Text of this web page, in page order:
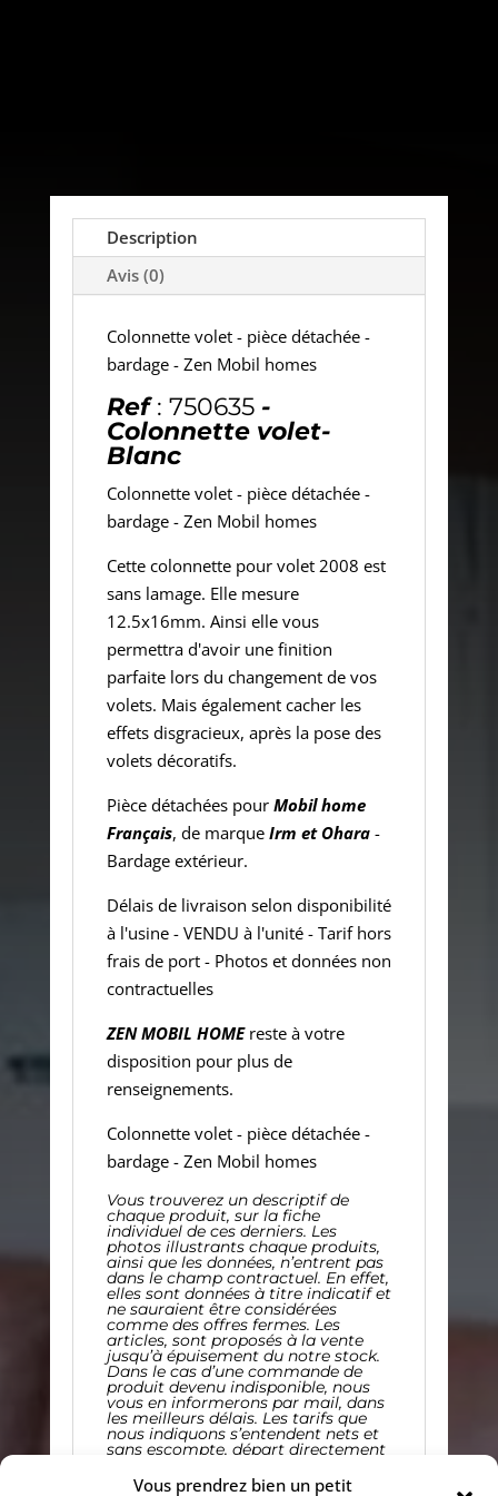
Vous prendrez bien un petit
Description
Avis (0)
Colonnette volet - pièce détachée -
bardage - Zen Mobil homes
Ref : 750635 -
Colonnette volet-
Blanc
Colonnette volet - pièce détachée -
bardage - Zen Mobil homes
Cette colonnette pour volet 2008 est
sans lamage. Elle mesure
12.5x16mm. Ainsi elle vous
permettra d'avoir une finition
parfaite lors du changement de vos
volets. Mais également cacher les
effets disgracieux, après la pose des
volets décoratifs.
Pièce détachées pour Mobil home
Français, de marqueIrm et Ohara-
Bardage extérieur.
Délais de livraison selon disponibilité
à l'usine - VENDU à l'unité - Tarif hors
frais de port - Photos et données non
contractuelles
ZEN MOBIL HOMEreste à votre
disposition pour plus de
renseignements.
Colonnette volet - pièce détachée -
bardage - Zen Mobil homes
Vous trouverez un descriptif de
chaque produit, sur la fiche
individuel de ces derniers. Les
photos illustrants chaque produits,
ainsi que les données, n’entrent pas
dans le champ contractuel. En effet,
elles sont données à titre indicatif et
ne sauraient être considérées
comme des offres fermes. Les
articles, sont proposés à la vente
jusqu’à épuisement du notre stock.
Dans le cas d’une commande de
produit devenu indisponible, nous
vous en informerons par mail, dans
les meilleurs délais. Les tarifs que
nous indiquons s’entendent nets et
sans escompte, départ directement
restant à votre charge, et seront